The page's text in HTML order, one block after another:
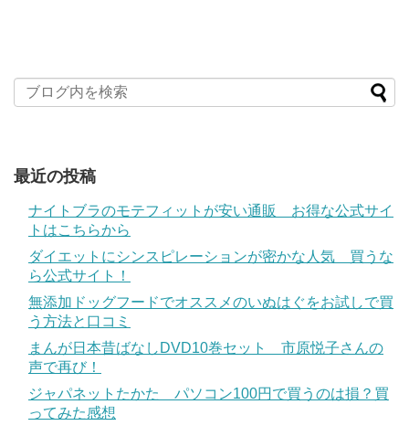
最近の投稿
ナイトブラのモテフィットが安い通販 お得な公式サイ
トはこちらから
ダイエットにシンスピレーションが密かな人気 買うな
ら公式サイト！
無添加ドッグフードでオススメのいぬはぐをお試しで買
う方法と口コミ
まんが日本昔ばなしDVD10巻セット 市原悦子さんの
声で再び！
ジャパネットたかた パソコン100円で買うのは損？買
ってみた感想